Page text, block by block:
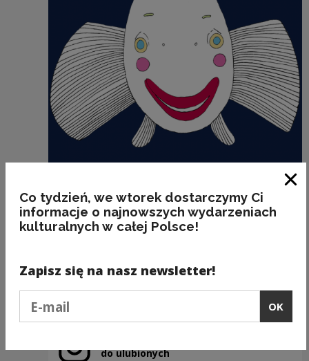
AQUAPARK
Kategorie: etymologia, miejsca, wymowa
Previous slide
Next slide
do ulubionych
Note, the link will open in a new window
Co tydzień, we wtorek dostarczymy Ci
informacje o najnowszych wydarzeniach
kulturalnych w całej Polsce!
Zapisz się na nasz newsletter!
OK